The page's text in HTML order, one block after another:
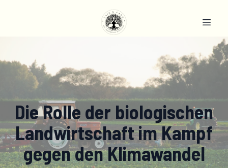
Die Rolle der biologischen
Landwirtschaft im Kampf
gegen den Klimawandel